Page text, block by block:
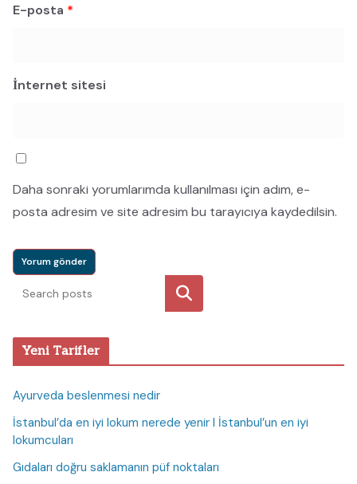
E-posta *
İnternet sitesi
Daha sonraki yorumlarımda kullanılması için adım, e-
posta adresim ve site adresim bu tarayıcıya kaydedilsin.
Ara
Yeni Tarifler
Ayurveda beslenmesi nedir
İstanbul’da en iyi lokum nerede yenir I İstanbul’un en iyi
lokumcuları
Gıdaları doğru saklamanın püf noktaları